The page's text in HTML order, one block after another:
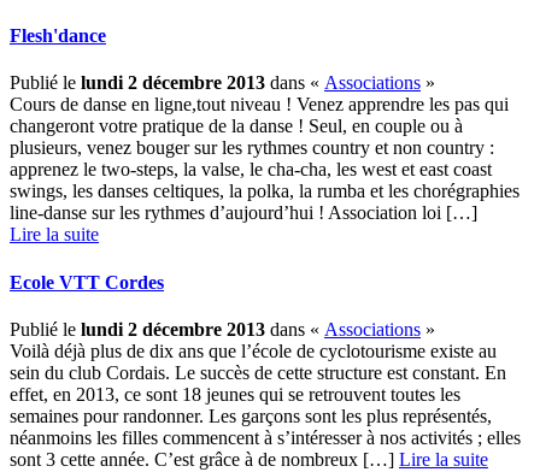
Flesh'dance
Publié le lundi 2 décembre 2013 dans « Associations »
Cours de danse en ligne,tout niveau ! Venez apprendre les pas qui
changeront votre pratique de la danse ! Seul, en couple ou à
plusieurs, venez bouger sur les rythmes country et non country :
apprenez le two-steps, la valse, le cha-cha, les west et east coast
swings, les danses celtiques, la polka, la rumba et les chorégraphies
line-danse sur les rythmes d’aujourd’hui ! Association loi […] ­
Lire la suite
Ecole VTT Cordes
Publié le lundi 2 décembre 2013 dans « Associations »
Voilà déjà plus de dix ans que l’école de cyclotourisme existe au
sein du club Cordais. Le succès de cette structure est constant. En
effet, en 2013, ce sont 18 jeunes qui se retrouvent toutes les
semaines pour randonner. Les garçons sont les plus représentés,
néanmoins les filles commencent à s’intéresser à nos activités ; elles
sont 3 cette année. C’est grâce à de nombreux […] ­ Lire la suite